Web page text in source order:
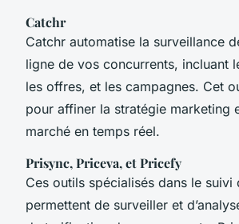
Catchr
Catchr automatise la surveillance
ligne de vos concurrents, incluant
les offres, et les campagnes. Cet
pour affiner la stratégie marketing
marché en temps réel.
Prisync, Priceva, et Pricefy
Ces outils spécialisés dans le suivi
permettent de surveiller et